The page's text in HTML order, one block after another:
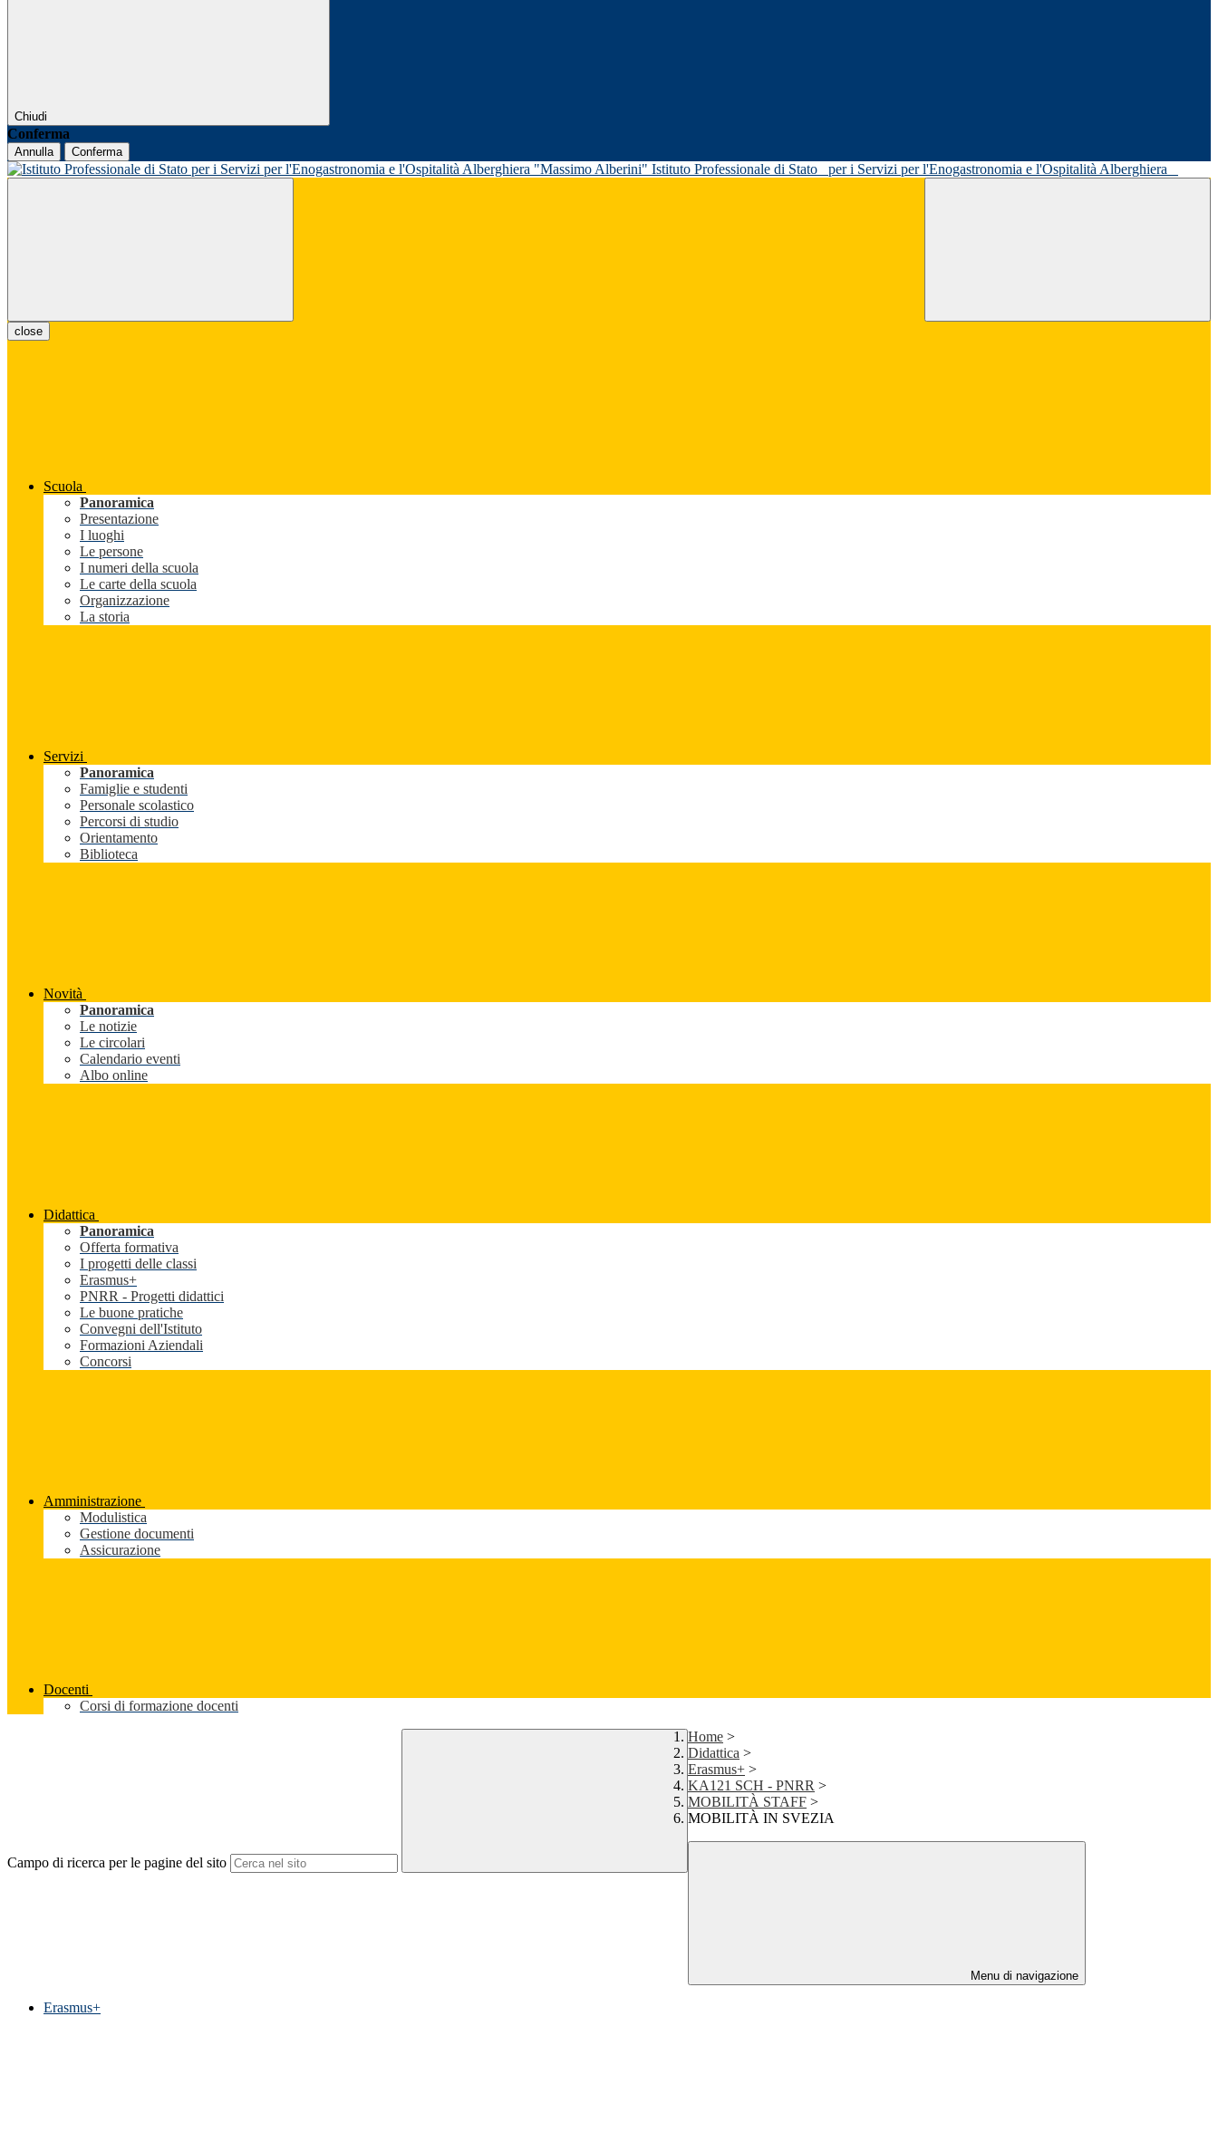
Chiudi
Conferma
Annulla Conferma
Istituto Professionale di Stato per i Servizi per l'Enogastronomia e l'Ospitalità Alberghiera
close
Scuola
Panoramica
Presentazione
I luoghi
Le persone
I numeri della scuola
Le carte della scuola
Organizzazione
La storia
Servizi
Panoramica
Famiglie e studenti
Personale scolastico
Percorsi di studio
Orientamento
Biblioteca
Novità
Panoramica
Le notizie
Le circolari
Calendario eventi
Albo online
Didattica
Panoramica
Offerta formativa
I progetti delle classi
Erasmus+
PNRR - Progetti didattici
Le buone pratiche
Convegni dell'Istituto
Formazioni Aziendali
Concorsi
Amministrazione
Modulistica
Gestione documenti
Assicurazione
Docenti
Corsi di formazione docenti
Campo di ricerca per le pagine del sito
Home >
Didattica >
Erasmus+ >
KA121 SCH - PNRR >
MOBILITÀ STAFF >
MOBILITÀ IN SVEZIA
Menu di navigazione
Erasmus+